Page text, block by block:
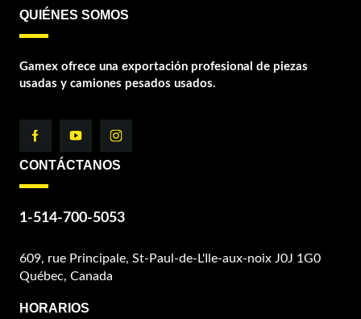
QUIÉNES SOMOS
Gamex ofrece una exportación profesional de piezas
usadas y camiones pesados usados.
CONTÁCTANOS
1-514-700-5053
609, rue Principale, St-Paul-de-L'Ile-aux-noix J0J 1G0
Québec, Canada
HORARIOS